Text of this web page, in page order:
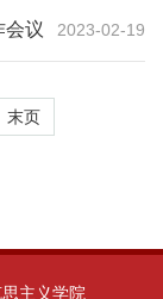
会议 2023-02-19
末页
主义学院